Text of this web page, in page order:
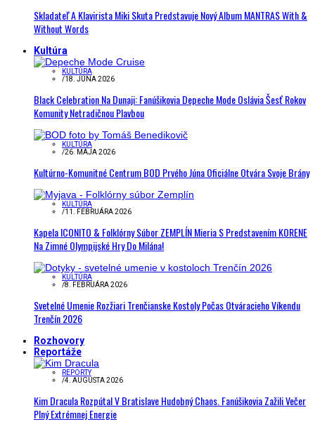
Skladateľ A Klavirista Miki Skuta Predstavuje Nový Album MANTRAS With &
Without Words
Kultúra
KULTÚRA
/18. JÚNA 2026
Black Celebration Na Dunaji: Fanúšikovia Depeche Mode Oslávia Šesť Rokov
Komunity Netradičnou Plavbou
KULTÚRA
/26. MÁJA 2026
Kultúrno-Komunitné Centrum BOD Prvého Júna Oficiálne Otvára Svoje Brány
KULTÚRA
/11. FEBRUÁRA 2026
Kapela ICONITO & Folklórny Súbor ZEMPLÍN Mieria S Predstavením KORENE
Na Zimné Olympijské Hry Do Milána!
KULTÚRA
/8. FEBRUÁRA 2026
Svetelné Umenie Rozžiari Trenčianske Kostoly Počas Otváracieho Víkendu
Trenčín 2026
Rozhovory
Reportáže
REPORTY
/4. AUGUSTA 2026
Kim Dracula Rozpútal V Bratislave Hudobný Chaos. Fanúšikovia Zažili Večer
Plný Extrémnej Energie